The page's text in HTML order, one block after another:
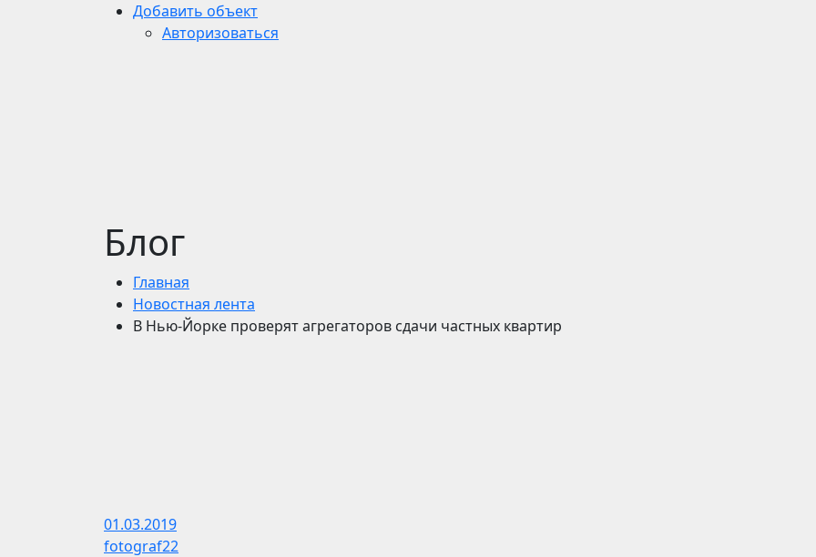
Добавить объект
Авторизоваться
Блог
Главная
Новостная лента
В Нью-Йорке проверят агрегаторов сдачи частных квартир
01.03.2019
fotograf22